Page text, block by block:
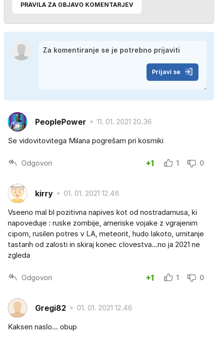
PRAVILA ZA OBJAVO KOMENTARJEV
Prijavi se
PeoplePower 11. 01. 2021 20.36
Se vidovitovitega Milana pogrešam pri kosmiki
Odgovori +1 1 0
kirry 01. 01. 2021 12.46
Vseeno mal bl pozitivna napives kot od nostradamusa, ki
napoveduje : ruske zombije, ameriske vojake z vgrajenim
cipom, rusilen potres v LA, meteorit, hudo lakoto, umitanje
tastarih od zalosti in skiraj konec clovestva...no ja 2021 ne
zgleda
Odgovori +1 1 0
Gregi82 01. 01. 2021 12.46
Kaksen naslo... obup